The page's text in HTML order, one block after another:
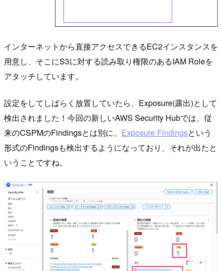
インターネットから直接アクセスできるEC2インスタンスを
用意し、そこにS3に対する読み取り権限のあるIAM Roleを
アタッチしています。
設定をしてしばらく放置していたら、Exposure(露出)として
検出されました！今回の新しいAWS Security Hubでは、従
来のCSPMのFindingsとは別に、 Exposure Findingsという
形式のFindingsも検出するようになっており、それが出たと
いうことですね。